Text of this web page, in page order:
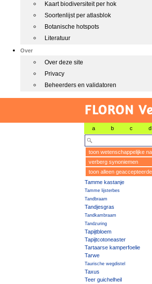
Kaart biodiversiteit per hok
Soortenlijst per atlasblok
Botanische hotspots
Literatuur
Over
Over deze site
Privacy
Beheerders en validatoren
FLORON
a b c d
toon wetenschappelijke
verberg synoniemen
toon alleen
Tamme kastanje
Tamme lijsterbes
Tandbraam
Tandjesgras
Tandkambraam
Tandzuring
Tapijtbloem
Tapijtcotoneaster
Tartaarse kamperfoelie
Tarwe
Taurische wegdistel
Taxus
Teer guichelheil